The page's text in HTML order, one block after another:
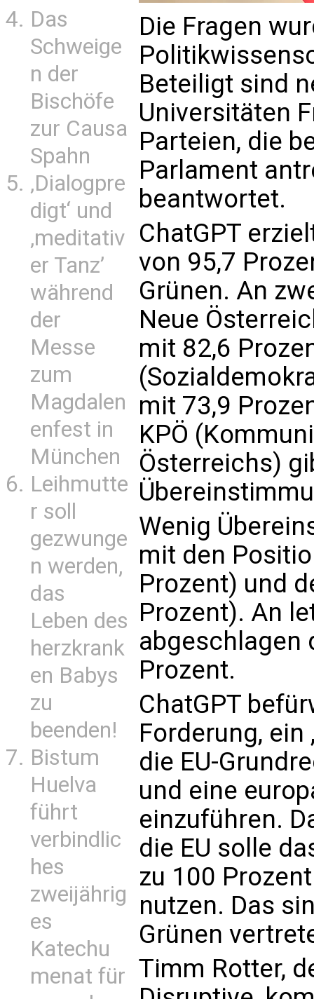
Das
Schweige
n der
Bischöfe
zur Causa
Spahn
‚Dialogpre
digt‘ und
‚meditativ
er Tanz’
während
der
Messe
zum
Magdalen
enfest in
München
Leihmutte
r soll
gezwunge
n werden,
das
Leben des
herzkrank
en Babys
zu
beenden!
Bistum
Huelva
führt
verbindlic
hes
zweijährig
es
Katechu
menat für
Die Fragen
Beteiligt sind
Universitäten
Parteien, die
Parlament
beantwortet.
ChatGPT
von 95,7
Grünen. An
Neue
mit 82,6
mit 73,9
KPÖ
Österreichs)
Wenig
mit den
Prozent) und
Prozent). An
abgeschlagen
Prozent.
ChatGPT
Forderung, ein
die EU-
und eine
einzuführen.
die EU solle
zu 100
nutzen. Das
Grünen
Timm Rotter,